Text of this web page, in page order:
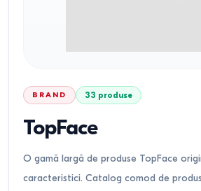
BRAND 33 produse
TopFace
O gamă largă de produse TopFace
caracteristici. Catalog comod de